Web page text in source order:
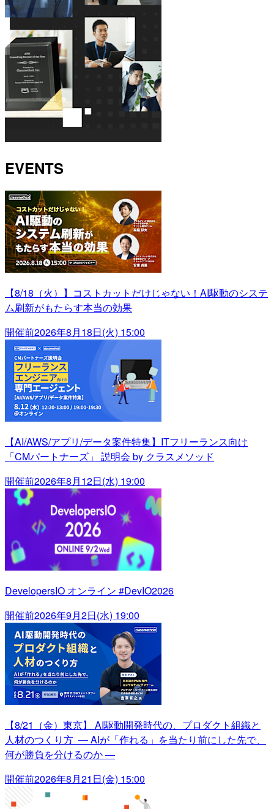
EVENTS
【8/18（火）】コストカットだけじゃない！AI駆動のシステ
ム刷新がもたらす本当の効果
開催前2026年8月18日(火) 15:00
【AI/AWS/アプリ/データ案件特集】ITフリーランス向け
「CMパートナーズ」 説明会 by クラスメソッド
開催前2026年8月12日(水) 19:00
DevelopersIO オンライン #DevIO2026
開催前2026年9月2日(水) 19:00
【8/21（金）東京】 AI駆動開発時代の、プロダクト組織と
人材のつくり方 ― AIが「作れる」を当たり前にした先で、
何が勝負を分けるのか ―
開催前2026年8月21日(金) 15:00